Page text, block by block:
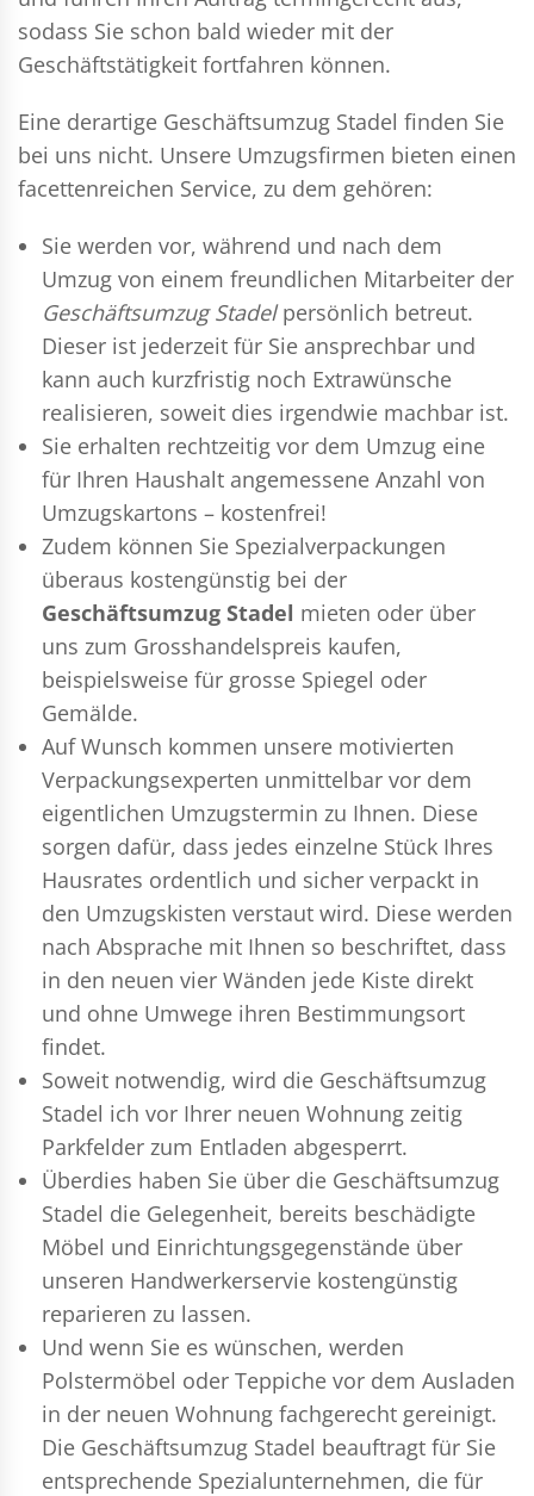
sodass Sie schon bald wieder mit der
Geschäftstätigkeit fortfahren können.
Eine derartige Geschäftsumzug Stadel finden Sie
bei uns nicht. Unsere Umzugsfirmen bieten einen
facettenreichen Service, zu dem gehören:
Sie werden vor, während und nach dem
Umzug von einem freundlichen Mitarbeiter der
Geschäftsumzug Stadelpersönlich betreut.
Dieser ist jederzeit für Sie ansprechbar und
kann auch kurzfristig noch Extrawünsche
realisieren, soweit dies irgendwie machbar ist.
Sie erhalten rechtzeitig vor dem Umzug eine
für Ihren Haushalt angemessene Anzahl von
Umzugskartons – kostenfrei!
Zudem können Sie Spezialverpackungen
überaus kostengünstig bei der
Geschäftsumzug Stadel mieten oder über
uns zum Grosshandelspreis kaufen,
beispielsweise für grosse Spiegel oder
Gemälde.
Auf Wunsch kommen unsere motivierten
Verpackungsexperten unmittelbar vor dem
eigentlichen Umzugstermin zu Ihnen. Diese
sorgen dafür, dass jedes einzelne Stück Ihres
Hausrates ordentlich und sicher verpackt in
den Umzugskisten verstaut wird. Diese werden
nach Absprache mit Ihnen so beschriftet, dass
in den neuen vier Wänden jede Kiste direkt
und ohne Umwege ihren Bestimmungsort
findet.
Soweit notwendig, wird die Geschäftsumzug
Stadel ich vor Ihrer neuen Wohnung zeitig
Parkfelder zum Entladen abgesperrt.
Überdies haben Sie über die Geschäftsumzug
Stadel die Gelegenheit, bereits beschädigte
Möbel und Einrichtungsgegenstände über
unseren Handwerkerservie kostengünstig
reparieren zu lassen.
Und wenn Sie es wünschen, werden
Polstermöbel oder Teppiche vor dem Ausladen
in der neuen Wohnung fachgerecht gereinigt.
Die Geschäftsumzug Stadel beauftragt für Sie
entsprechende Spezialunternehmen, die für